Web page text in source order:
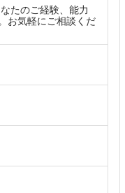
たのご経験、能力
お気軽にご相談くだ